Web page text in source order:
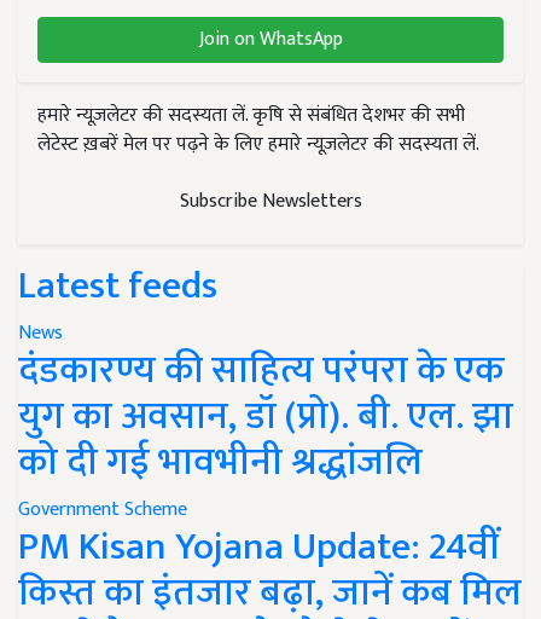
Join on WhatsApp
हमारे न्यूज़लेटर की सदस्यता लें. कृषि से संबंधित देशभर की सभी
लेटेस्ट ख़बरें मेल पर पढ़ने के लिए हमारे न्यूज़लेटर की सदस्यता लें.
Subscribe Newsletters
Latest feeds
News
दंडकारण्य की साहित्य परंपरा के एक
युग का अवसान, डॉ (प्रो). बी. एल. झा
को दी गई भावभीनी श्रद्धांजलि
Government Scheme
PM Kisan Yojana Update: 24वीं
किस्त का इंतजार बढ़ा, जानें कब मिल